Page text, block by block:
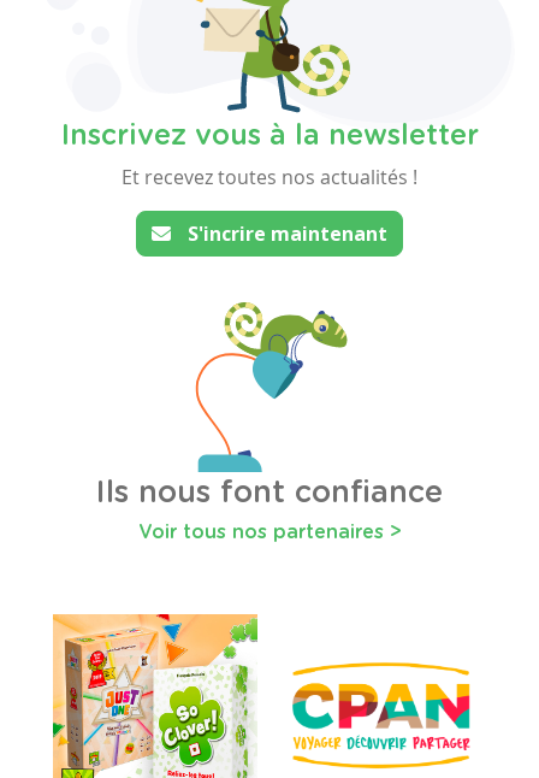
Inscrivez vous à la newsletter
Et recevez toutes nos actualités !
S'incrire maintenant
Ils nous font confiance
Voir tous nos partenaires >